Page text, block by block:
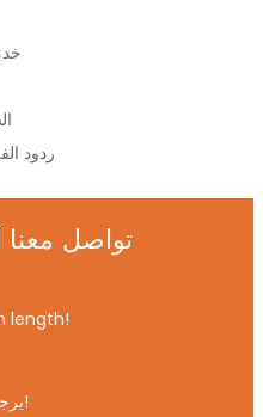
ردود
تواصل معنا
length!
يرجى إدخال عنوان بريد إلكتروني صالح!